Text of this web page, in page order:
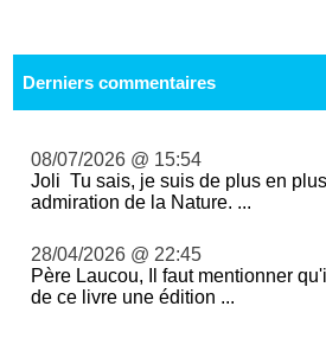
Derniers commentaires
08/07/2026 @ 15:54
Joli Tu sais, je suis de plus en
admiration de la Nature. ...
28/04/2026 @ 22:45
Père Laucou, Il faut mentionner
de ce livre une édition ...